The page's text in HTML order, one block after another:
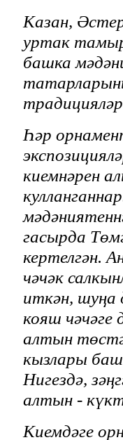
Казан,
уртак
башка
Һәр
киемнәрен
гасырда
кертелгән.
чәчәк
иткән, шуңа
кояш чәчәге
алтын
кызлары баш
Нигездә,
алтын -
Киемдәге